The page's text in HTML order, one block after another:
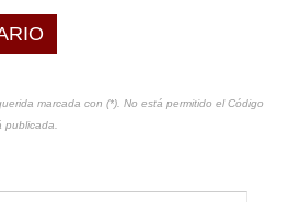
marcada con (*). No está permitido el Código
publicada.